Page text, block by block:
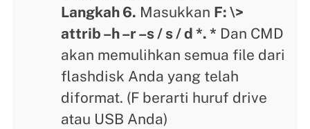
Langkah 6. Masukkan F: \>
attrib –h –r –s / s / d *. * Dan CMD
akan memulihkan semua file dari
flashdisk Anda yang telah
diformat. (F berarti huruf drive
atau USB Anda)